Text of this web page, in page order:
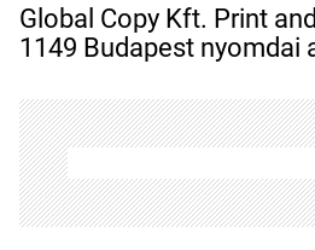
g
y
z
é
s
n
a
v
Global Copy Kft. Print
1149 Budapest nyomdai